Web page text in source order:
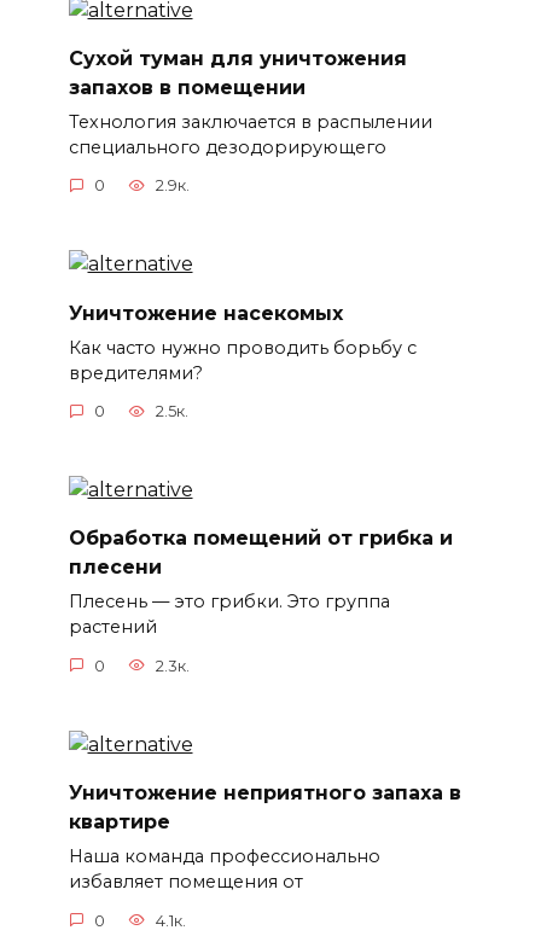
Сухой туман для уничтожения
запахов в помещении
Технология заключается в распылении
специального дезодорирующего
0 2.9к.
Уничтожение насекомых
Как часто нужно проводить борьбу с
вредителями?
0 2.5к.
Обработка помещений от грибка и
плесени
Плесень — это грибки. Это группа
растений
0 2.3к.
Уничтожение неприятного запаха в
квартире
Наша команда профессионально
избавляет помещения от
0 4.1к.